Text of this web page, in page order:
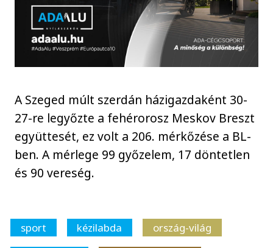
A Szeged múlt szerdán házigazdaként 30-
27-re legyőzte a fehérorosz Meskov Breszt
együttesét, ez volt a 206. mérkőzése a BL-
ben. A mérlege 99 győzelem, 17 döntetlen
és 90 vereség.
sport kézilabda
ország-világ